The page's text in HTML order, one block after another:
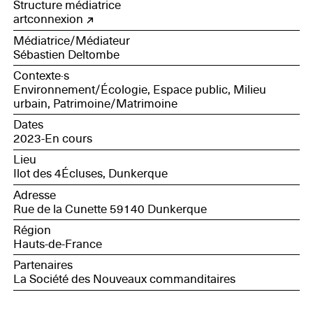
Structure médiatrice
artconnexion
Médiatrice/Médiateur
Sébastien Deltombe
Contexte·s
Environnement/Écologie, Espace public, Milieu
urbain, Patrimoine/Matrimoine
Dates
2023-En cours
Lieu
Ilot des 4Écluses, Dunkerque
Adresse
Rue de la Cunette 59140 Dunkerque
Région
Hauts-de-France
Partenaires
La Société des Nouveaux commanditaires